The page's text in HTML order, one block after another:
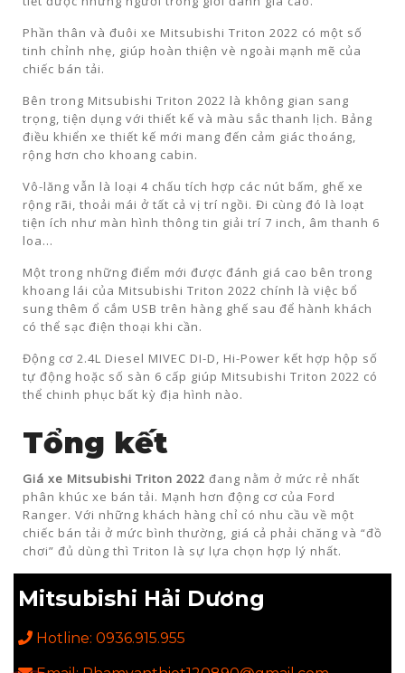
Phần thân và đuôi xe Mitsubishi Triton 2022 có một số
tinh chỉnh nhẹ, giúp hoàn thiện vè ngoài mạnh mẽ của
chiếc bán tải.
Bên trong Mitsubishi Triton 2022 là không gian sang
trọng, tiện dụng với thiết kế và màu sắc thanh lịch. Bảng
điều khiển xe thiết kế mới mang đến cảm giác thoáng,
rộng hơn cho khoang cabin.
Vô-lăng vẫn là loại 4 chấu tích hợp các nút bấm, ghế xe
rộng rãi, thoải mái ở tất cả vị trí ngồi. Đi cùng đó là loạt
tiện ích như màn hình thông tin giải trí 7 inch, âm thanh 6
loa…
Một trong những điểm mới được đánh giá cao bên trong
khoang lái của Mitsubishi Triton 2022 chính là việc bổ
sung thêm ổ cắm USB trên hàng ghế sau để hành khách
có thể sạc điện thoại khi cần.
Động cơ 2.4L Diesel MIVEC DI-D, Hi-Power kết hợp hộp số
tự động hoặc số sàn 6 cấp giúp Mitsubishi Triton 2022 có
thể chinh phục bất kỳ địa hình nào.
Tổng kết
Giá xe Mitsubishi Triton 2022 đang nằm ở mức rẻ nhất
phân khúc xe bán tải. Mạnh hơn động cơ của Ford
Ranger. Với những khách hàng chỉ có nhu cầu về một
chiếc bán tải ở mức bình thường, giá cả phải chăng và “đồ
chơi” đủ dùng thì Triton là sự lựa chọn hợp lý nhất.
Mitsubishi Hải Dương
Hotline: 0936.915.955